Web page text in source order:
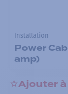
Installation
Power
amp)
Ajouter